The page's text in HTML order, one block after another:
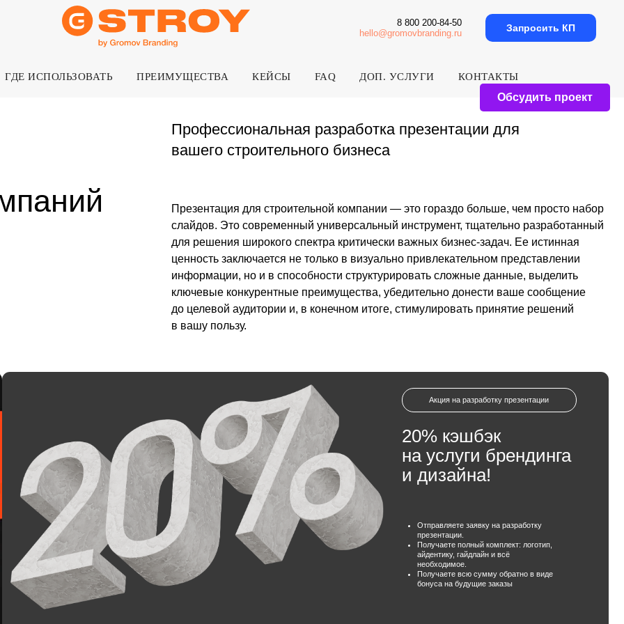
8 800 200-84-50
hello@gromovbranding.ru
Запросить КП
ГДЕ ИСПОЛЬЗОВАТЬ ПРЕИМУЩЕСТВА КЕЙСЫ FAQ ДОП. УСЛУГИ КОНТАКТЫ
слайдов. Это современный универсальный инструмент, тщательно разработанный
для решения широкого спектра критически важных бизнес-задач. Ее истинная
ценность заключается не только в визуально привлекательном представлении
информации, но и в способности структурировать сложные данные, выделить
ключевые конкурентные преимущества, убедительно донести ваше сообщение
до целевой аудитории и, в конечном итоге, стимулировать принятие решений
в вашу пользу.
вашего строительного бизнеса
заявку на разработку презентации для
строительной компании
Отправляете заявку на разработку
презентации.
Получаете полный комплект: логотип,
айдентику, гайдлайн и всё
необходимое.
Получаете всю сумму обратно в виде
бонуса на будущие заказы
20% кэшбэк
на услуги брендинга
и дизайна!
Обсудить проект